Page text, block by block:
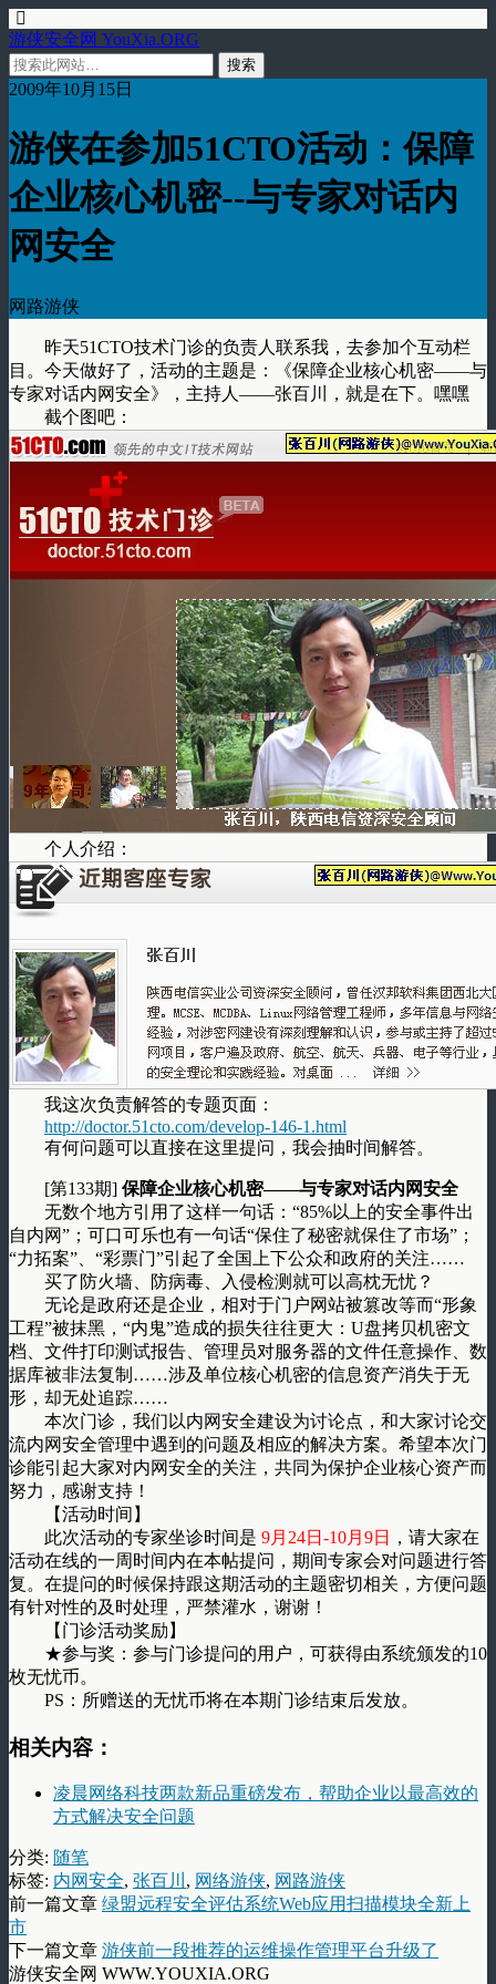
游侠安全网 YouXia.ORG
2009年10月15日
游侠在参加51CTO活动：保障
企业核心机密--与专家对话内
网安全
网路游侠
昨天51CTO技术门诊的负责人联系我，去参加个互动栏
目。今天做好了，活动的主题是：《保障企业核心机密——与
专家对话内网安全》，主持人——张百川，就是在下。嘿嘿
截个图吧：
个人介绍：
我这次负责解答的专题页面：
http://doctor.51cto.com/develop-146-1.html
有何问题可以直接在这里提问，我会抽时间解答。
[第133期] 保障企业核心机密——与专家对话内网安全
无数个地方引用了这样一句话：“85%以上的安全事件出
自内网”；可口可乐也有一句话“保住了秘密就保住了市场”；
“力拓案”、“彩票门”引起了全国上下公众和政府的关注……
买了防火墙、防病毒、入侵检测就可以高枕无忧？
无论是政府还是企业，相对于门户网站被篡改等而“形象
工程”被抹黑，“内鬼”造成的损失往往更大：U盘拷贝机密文
档、文件打印测试报告、管理员对服务器的文件任意操作、数
据库被非法复制……涉及单位核心机密的信息资产消失于无
形，却无处追踪……
本次门诊，我们以内网安全建设为讨论点，和大家讨论交
流内网安全管理中遇到的问题及相应的解决方案。希望本次门
诊能引起大家对内网安全的关注，共同为保护企业核心资产而
努力，感谢支持！
【活动时间】
此次活动的专家坐诊时间是 9月24日-10月9日
，请大家在
活动在线的一周时间内在本帖提问，期间专家会对问题进行答
复。在提问的时候保持跟这期活动的主题密切相关，方便问题
有针对性的及时处理，严禁灌水，谢谢！
【门诊活动奖励】
★参与奖：参与门诊提问的用户，可获得由系统颁发的10
枚无忧币。
PS：所赠送的无忧币将在本期门诊结束后发放。
相关内容：
凌晨网络科技两款新品重磅发布，帮助企业以最高效的
方式解决安全问题
分类: 随笔
标签: 内网安全, 张百川 , 网络游侠, 网路游侠
前一篇文章 绿盟远程安全评估系统Web应用扫描模块全新上
市
下一篇文章 游侠前一段推荐的运维操作管理平台升级了
游侠安全网 WWW.YOUXIA.ORG